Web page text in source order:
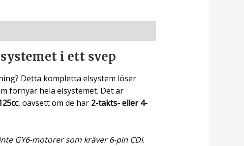
i ett svep
Detta kompletta elsystem löser
förnyar hela elsystemet. Det är
, oavsett om de har 2-takts- eller 4-
GY6-motorer som kräver 6-pin CDI.